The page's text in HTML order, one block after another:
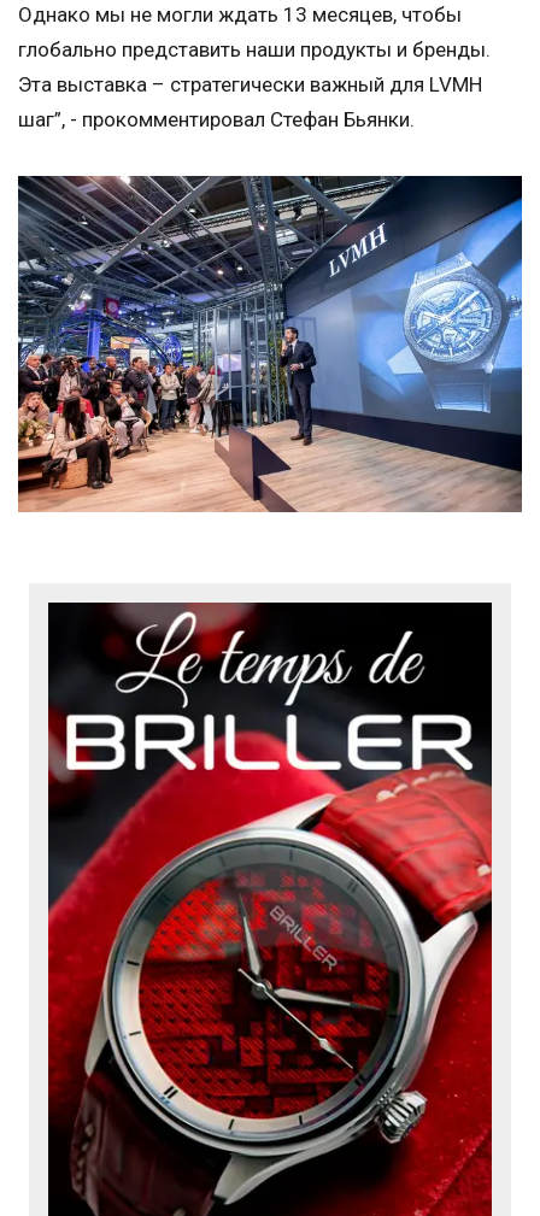
Однако мы не могли ждать 13 месяцев, чтобы
глобально представить наши продукты и бренды.
Эта выставка – стратегически важный для LVMH
шаг”, - прокомментировал Стефан Бьянки.